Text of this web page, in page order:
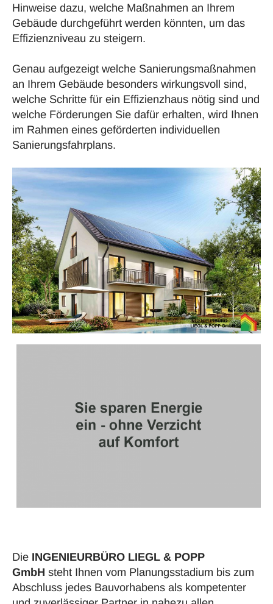
Hinweise dazu, welche Maßnahmen an Ihrem
Gebäude durchgeführt werden könnten, um das
Effizienzniveau zu steigern.
Genau aufgezeigt welche Sanierungsmaßnahmen
an Ihrem Gebäude besonders wirkungsvoll sind,
welche Schritte für ein Effizienzhaus nötig sind und
welche Förderungen Sie dafür erhalten, wird Ihnen
im Rahmen eines geförderten individuellen
Sanierungsfahrplans.
Die INGENIEURBÜRO LIEGL & POPP
GmbH steht Ihnen vom Planungsstadium bis zum
Abschluss jedes Bauvorhabens als kompetenter